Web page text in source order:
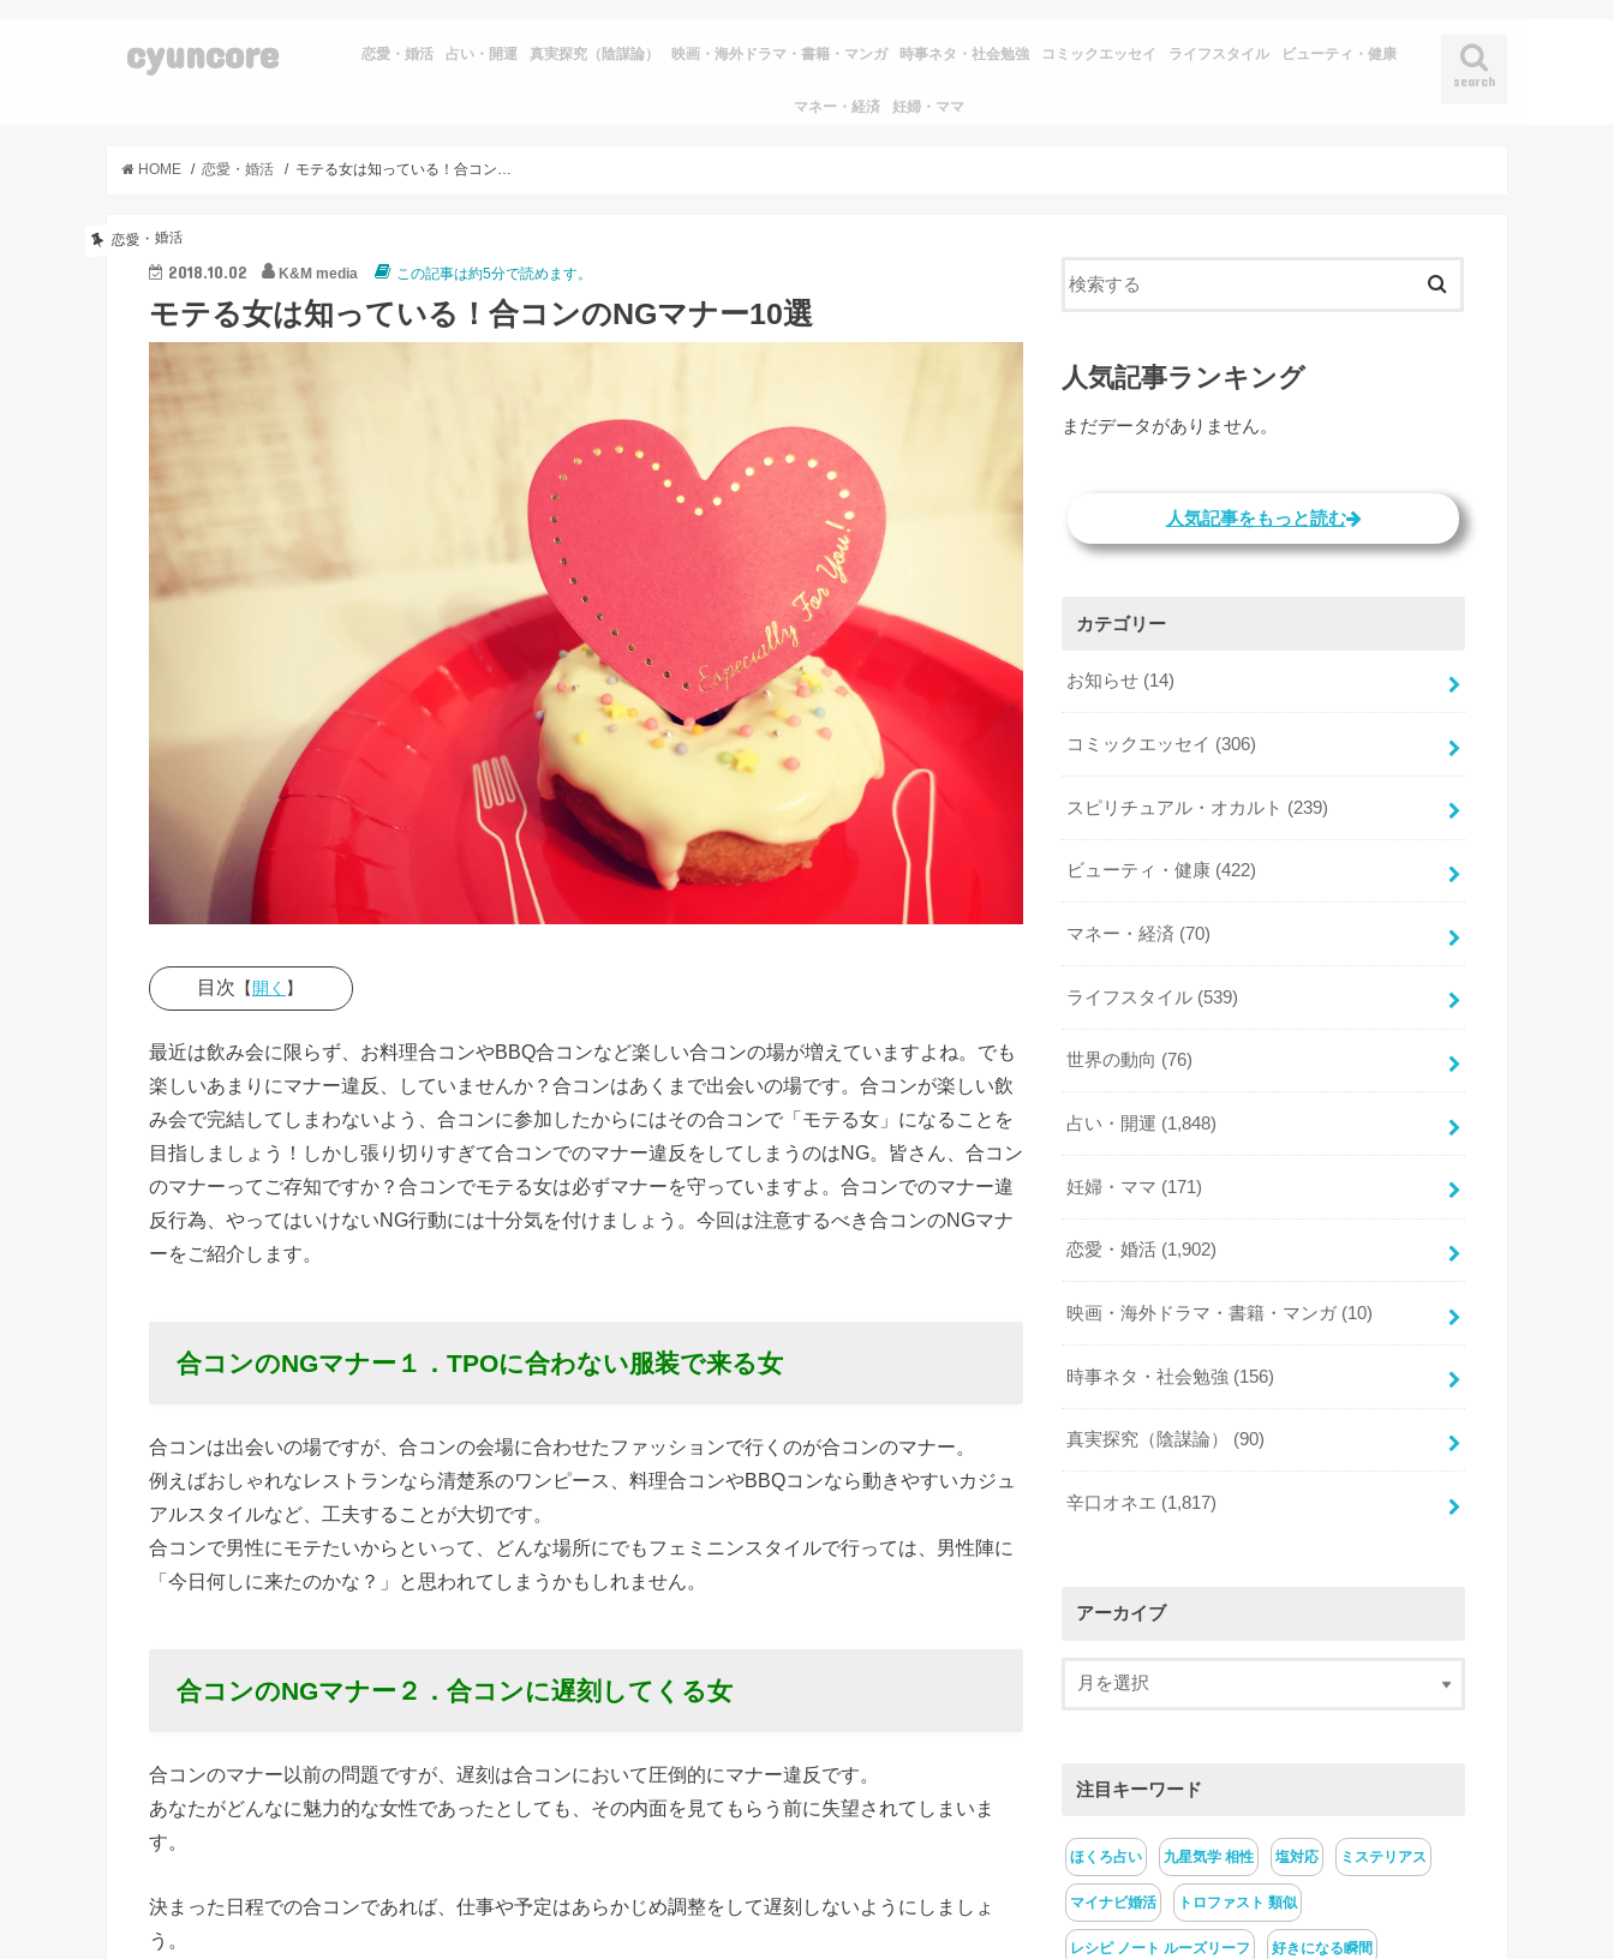
cyuncore
search
恋愛・婚活 占い・開運 真実探究（陰謀論） 映画・海外ドラマ・書籍・マンガ 時事ネタ・社会勉強 コミックエッセイ ライフスタイル ビューティ・健康
マネー・経済 妊婦・ママ
HOME 恋愛・婚活
恋愛・婚活
2018.10.02 K&M media この記事は約5分で読めます。
モテる女は知っている！合コンのNGマナー10選
目次 【開く 】
のNGマ
ナー１．
TPOに合
女
ナー２．
› 合コン
のNGマ
ナー３．
つまらな
› 合コン
のNGマ
ンガン飲
最近は飲み会に限らず、お料理合コンやBBQ合コンなど楽しい合コンの場が増えていますよね。でも
楽しいあまりにマナー違反、していませんか？合コンはあくまで出会いの場です。合コンが楽しい飲
み会で完結してしまわないよう、合コンに参加したからにはその合コンで「モテる女」になることを
目指しましょう！しかし張り切りすぎて合コンでのマナー違反をしてしまうのはNG。皆さん、合コン
のマナーってご存知ですか？合コンでモテる女は必ずマナーを守っていますよ。合コンでのマナー違
反行為、やってはいけないNG行動には十分気を付けましょう。今回は注意するべき合コンのNGマナ
ーをご紹介します。
合コンのNGマナー１．TPOに合わない服装で来る女
合コンは出会いの場ですが、合コンの会場に合わせたファッションで行くのが合コンのマナー。
例えばおしゃれなレストランなら清楚系のワンピース、料理合コンやBBQコンなら動きやすいカジュ
アルスタイルなど、工夫することが大切です。
合コンで男性にモテたいからといって、どんな場所にでもフェミニンスタイルで行っては、男性陣に
「今日何しに来たのかな？」と思われてしまうかもしれません。
合コンのNGマナー ２．合コンに遅刻してくる女
合コンのマナー以前の問題ですが、遅刻は合コンにおいて圧倒的にマナー違反です。
あなたがどんなに魅力的な女性であったとしても、その内面を見てもらう前に失望されてしまいま
す。
決まった日程での合コンであれば、仕事や予定はあらかじめ調整をして遅刻しないようにしましょ
う。
人気記事ランキング
まだデータがありません。
人気記事をもっと読む
カテゴリー
お知らせ (14)
コミックエッセイ (306)
スピリチュアル・オカルト (239)
ビューティ・健康 (422)
マネー・経済 (70)
ライフスタイル (539)
世界の動向 (76)
占い・開運 (1,848)
妊婦・ママ (171)
恋愛・婚活 (1,902)
映画・海外ドラマ・書籍・マンガ (10)
時事ネタ・社会勉強 (156)
真実探究（陰謀論） (90)
辛口オネエ (1,817)
アーカイブ
注目キーワード
ほくろ占い 九星気学 相性 塩対応 ミステリアス
マイナビ婚活 トロファスト 類似
レシピ ノート ルーズリーフ 好きになる瞬間